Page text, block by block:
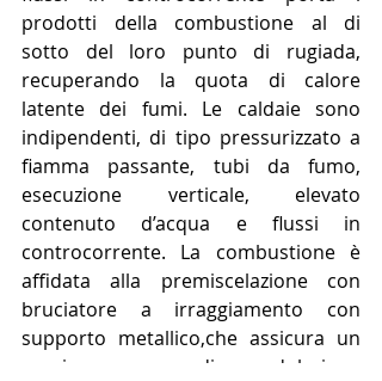
prodotti della combustione al di
sotto del loro punto di rugiada,
recuperando la quota di calore
latente dei fumi. Le caldaie sono
indipendenti, di tipo pressurizzato a
fiamma passante, tubi da fumo,
esecuzione verticale, elevato
contenuto d’acqua e flussi in
controcorrente. La combustione è
affidata alla premiscelazione con
bruciatore a irraggiamento con
supporto metallico,che assicura un
ampio campo di modulazione